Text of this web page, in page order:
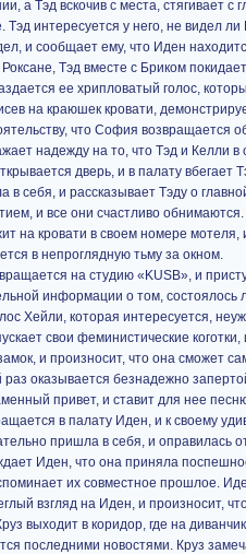
а Тэд вскочив с места, стягивает с
Тэд интересуется у него, не видел
и сообщает ему, что Иден
Тэд вместе с Бриком
ее хрипловатый голос,
на краюшек кровати,
что София возвращается
надежду на то, что Тэд и Келли
дверь, и в палату вбегает
в себя, и рассказывает Тэду о
и все они счастливо обнимаются.
на кровати в своем номере
в непроглядную тьму за окном.
на студию «KUSB», и
информации о том, состоялось
Хейли, которая интересуется,
свои феминистические
и произносит, что она сможет
раз оказывается безнадежно
привет, и ставит для нее
в палату Иден, и к своему
пришла в себя, и оправилась
Иден, что она приняла
их совместное прошлое.
взгляд на Иден, и произносит,
выходит в коридор, где на
последними новостями. Круз